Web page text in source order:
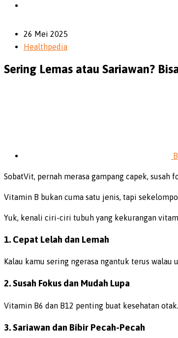
26 Mei 2025
Healthpedia
Sering Lemas atau Sariawan?
SobatVit, pernah merasa gampang capek,
Vitamin B bukan cuma satu jenis, tapi
Yuk, kenali ciri-ciri tubuh yang kekurangan
1. Cepat Lelah dan Lemah
Kalau kamu sering ngerasa ngantuk terus
2. Susah Fokus dan Mudah Lupa
Vitamin B6 dan B12 penting buat kesehatan
3. Sariawan dan Bibir Pecah-Pecah